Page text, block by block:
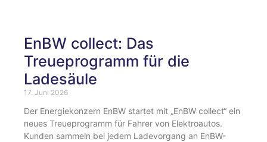
EnBW collect: Das
Treueprogramm für die
Ladesäule
17. Juni 2026
Der Energiekonzern EnBW startet mit „EnBW collect“ ein
neues Treueprogramm für Fahrer von Elektroautos.
Kunden sammeln bei jedem Ladevorgang an EnBW-